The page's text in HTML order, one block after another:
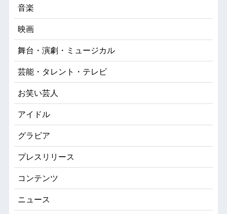
音楽
映画
舞台・演劇・ミュージカル
芸能・タレント・テレビ
お笑い芸人
アイドル
グラビア
プレスリリース
コンテンツ
ニュース